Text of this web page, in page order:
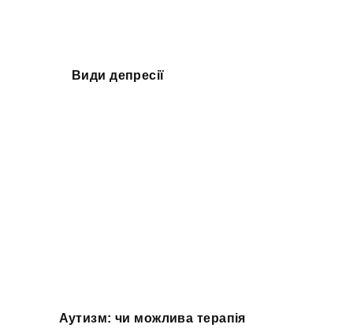
Види депресії
Аутизм: чи можлива терапія